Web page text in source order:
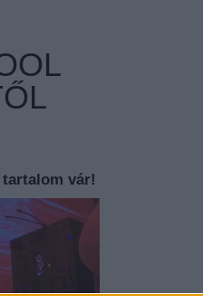
vár!